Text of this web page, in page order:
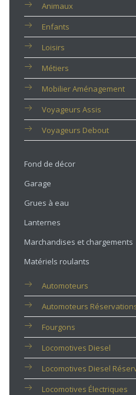
Animaux
Enfants
Loisirs
Métiers
Mobilier Aménagement
Voyageurs Assis
Voyageurs Debout
Fond de décor
Garage
Grues à eau
Lanternes
Marchandises et chargements
Matériels roulants
Automoteurs
Automoteurs
Fourgons
Locomotives Diesel
Locomotives Diesel
Locomotives Électriques